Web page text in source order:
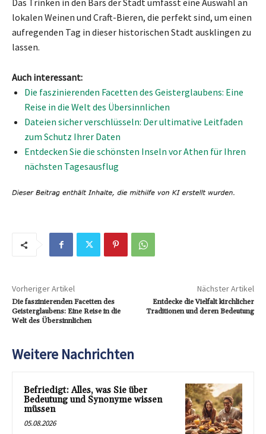
lokalen Weinen und Craft-Bieren, die perfekt sind, um einen
aufregenden Tag in dieser historischen Stadt ausklingen zu
lassen.
Auch interessant:
Die faszinierenden Facetten des Geisterglaubens: Eine
Reise in die Welt des Übersinnlichen
Dateien sicher verschlüsseln: Der ultimative Leitfaden
zum Schutz Ihrer Daten
Entdecken Sie die schönsten Inseln vor Athen für Ihren
nächsten Tagesausflug
Vorheriger Artikel
Die faszinierenden Facetten des
Geisterglaubens: Eine Reise in die
Welt des Übersinnlichen
Nächster Artikel
Entdecke die Vielfalt kirchlicher
Traditionen und deren Bedeutung
Weitere Nachrichten
Befriedigt: Alles, was Sie über
Bedeutung und Synonyme wissen
müssen
05.08.2026